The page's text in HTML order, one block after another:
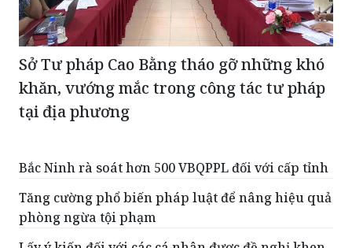
Sở Tư pháp Cao Bằng tháo gỡ những khó
khăn, vướng mắc trong công tác tư pháp
tại địa phương
Bắc Ninh rà soát hơn 500 VBQPPL đối với cấp tỉnh
Tăng cường phổ biến pháp luật để nâng hiệu quả
phòng ngừa tội phạm